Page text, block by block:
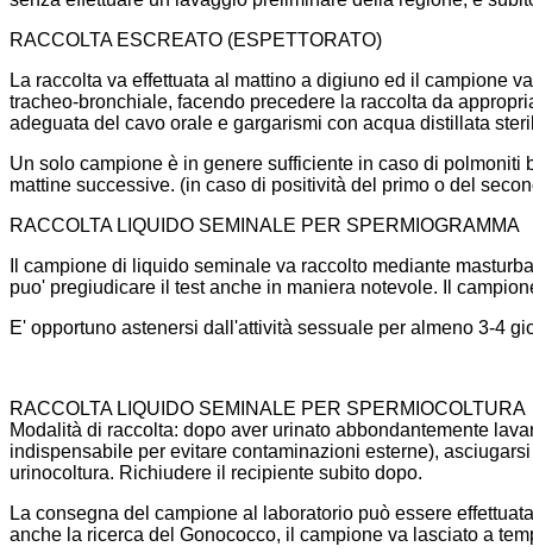
RACCOLTA ESCREATO (ESPETTORATO)
La raccolta va effettuata al mattino a digiuno ed il campione
tracheo-bronchiale, facendo precedere la raccolta da
adeguata del cavo orale e gargarismi con acqua distillata
Un solo campione è in genere sufficiente in caso di
mattine successive. (in caso di positività del primo o del
RACCOLTA LIQUIDO SEMINALE PER SPERMIOGRAMMA
Il campione di liquido seminale va raccolto mediante
puo' pregiudicare il test anche in maniera notevole. Il
E' opportuno astenersi dall'attività sessuale per almeno 3-4
RACCOLTA LIQUIDO SEMINALE PER SPERMIOCOLTURA
Modalità di raccolta: dopo aver urinato abbondantemente
indispensabile per evitare contaminazioni esterne),
urinocoltura. Richiudere il recipiente subito dopo.
La consegna del campione al laboratorio può essere
anche la ricerca del Gonococco, il campione va lasciato a